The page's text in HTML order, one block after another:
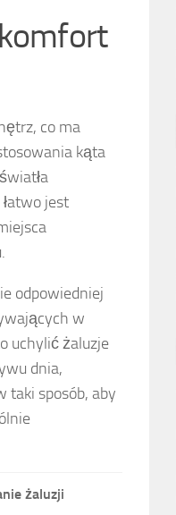
co ma
kąta
jest
odpowiedniej
w
uchylić żaluzje
dnia,
taki sposób, aby
żaluzji